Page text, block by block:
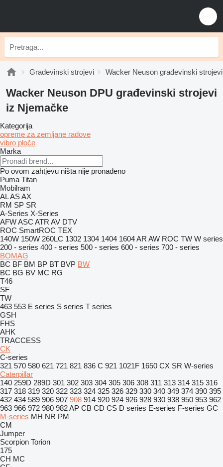
Građevinski strojevi Wacker Neuson građevinski strojevi
Wacker Neuson DPU građevinski strojevi
iz Njemačke
Kategorija
opreme za zemljane radove
vibro ploče
Marka
Po ovom zahtjevu ništa nije pronađeno
Puma Titan
Mobilram
ALASAX
RM SP SR
A-Series X-Series
AFWASC ATR AV DTV
ROC SmartROC TEX
140W 150W 260LC 1302 1304 1404 1604AR AW ROC TW W series
200 - series 400 - series 500 - series 600 - series 700 - series
BOMAG
BC BF BM BP BT BVP BW
BC BG BV MC RG
T46
SF
TW
463 553 E series S series T series
GSH
FHS
AHK
TRACCESS
CK
C-series
321 570 580 621 721 821 836 C 921 1021F 1650 CX SR W-series
Caterpillar
140 259D 289D 301 302 303 304 305 306 308 311 313 314 315 316
317 318 319 320 322 323 324 325 326 329 330 340 349 374 390 395
432 434 589 906 907 908 914 920 924 926 928 930 938 950 953 962
963 966 972 980 982AP CB CD CS D series E-series F-series GC
M-series MH NR PM
CM
Jumper
Scorpion Torion
175
CH MC